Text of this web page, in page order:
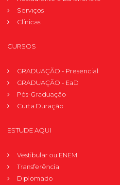
Serviços
Clínicas
CURSOS
GRADUAÇÃO - Presencial
GRADUAÇÃO - EaD
Pós-Graduação
Curta Duração
ESTUDE AQUI
Vestibular ou ENEM
Transferência
Diplomado